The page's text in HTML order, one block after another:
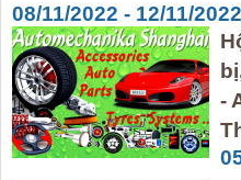
08/11/2022 - 12/11/
-